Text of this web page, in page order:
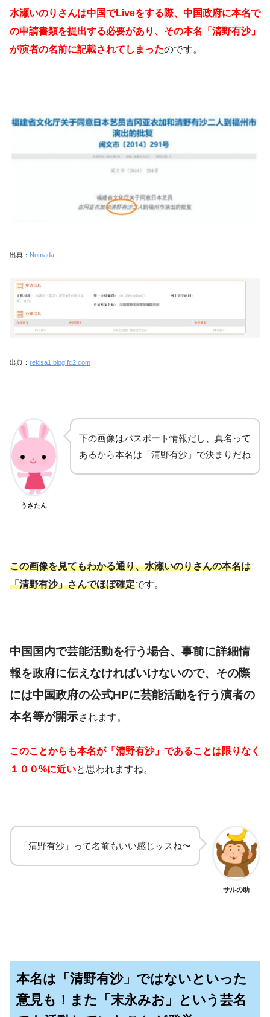
水瀬いのりさんは中国でLiveをする際、中国政府に本名で
の申請書類を提出する必要があり、その本名「清野有沙」
が演者の名前に記載されてしまったのです。
出典： Nomada
出典： rekisa1.blog.fc2.com
うさたん
下の画像はパスポート情報だし、真名って
あるから本名は「清野有沙」で決まりだね
この画像を見てもわかる通り、水瀬いのりさんの本名は
「清野有沙」さんでほぼ確定です。
中国国内で芸能活動を行う場合、事前に詳細情
報を政府に伝えなければいけないので、その際
には中国政府の公式HPに芸能活動を行う演者の
本名等が開示されます。
このことからも本名が「清野有沙」であることは限りなく
１００%に近いと思われますね。
「清野有沙」って名前もいい感じッスね〜
サルの助
本名は「清野有沙」ではないといった
意見も！また「末永みお」という芸名